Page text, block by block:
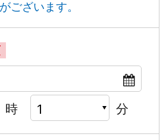
ございます。
時 分